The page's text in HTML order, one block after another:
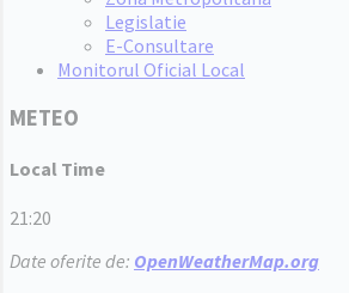
Legislatie
E-Consultare
Monitorul Oficial Local
METEO
Local Time
21:20
Date oferite de: OpenWeatherMap.org